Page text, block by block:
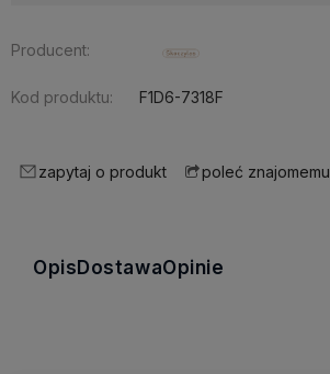
Producent:
Kod produktu: F1D6-7318F
zapytaj o produkt poleć znajomemu
OpisDostawaOpinie